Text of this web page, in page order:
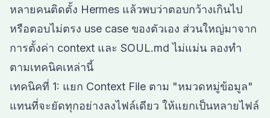
หลายคนติดตั้ง Hermes แล้วพบว่าตอบกว้างเกินไป
หรือตอบไม่ตรง use case ของตัวเอง ส่วนใหญ่มาจาก
การตั้งค่า context และ SOUL.md ไม่แม่น ลองทำ
ตามเทคนิคเหล่านี้
เทคนิคที่ 1: แยก Context File ตาม "หมวดหมู่ข้อมูล"
แทนที่จะยัดทุกอย่างลงไฟล์เดียว ให้แยกเป็นหลายไฟล์